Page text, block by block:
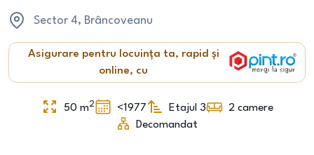
Sector 4, Brâncoveanu
Asigurare pentru locuința ta, rapid și
online, cu
50 m2 <1977 Etajul 3 2 camere
Decomandat